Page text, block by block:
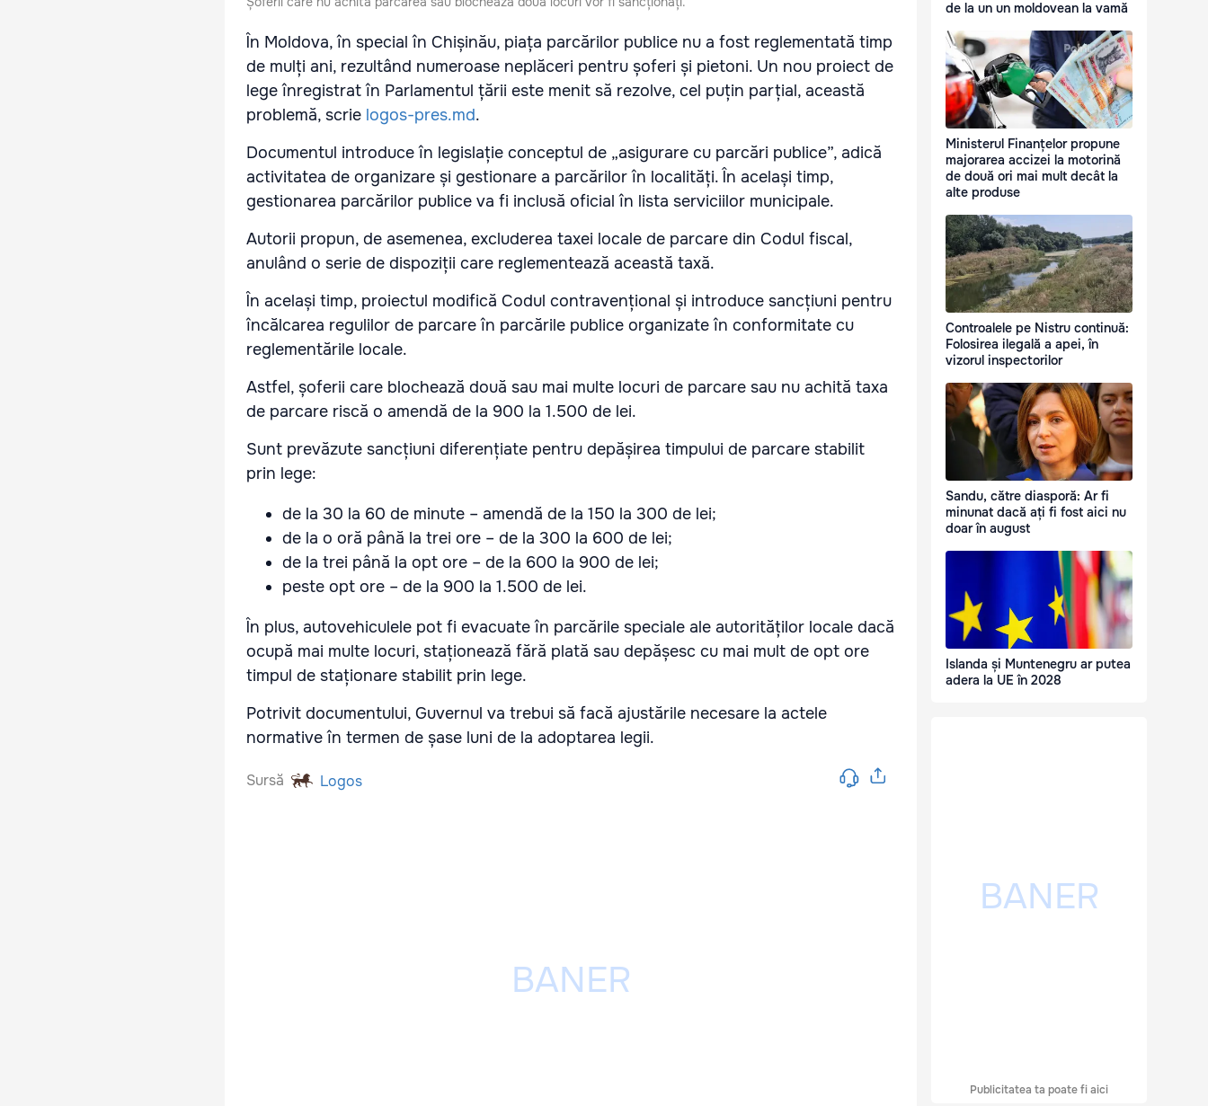
În Moldova, în special în Chișinău, piața parcărilor publice nu a fost reglementată timp
de mulți ani, rezultând numeroase neplăceri pentru șoferi și pietoni. Un nou proiect de
lege înregistrat în Parlamentul țării este menit să rezolve, cel puțin parțial, această
problemă, scrie logos-pres.md.
Documentul introduce în legislație conceptul de „asigurare cu parcări publice”, adică
activitatea de organizare și gestionare a parcărilor în localități. În același timp,
gestionarea parcărilor publice va fi inclusă oficial în lista serviciilor municipale.
Autorii propun, de asemenea, excluderea taxei locale de parcare din Codul fiscal,
anulând o serie de dispoziții care reglementează această taxă.
În același timp, proiectul modifică Codul contravențional și introduce sancțiuni pentru
încălcarea regulilor de parcare în parcările publice organizate în conformitate cu
reglementările locale.
Astfel, șoferii care blochează două sau mai multe locuri de parcare sau nu achită taxa
de parcare riscă o amendă de la 900 la 1.500 de lei.
Sunt prevăzute sancțiuni diferențiate pentru depășirea timpului de parcare stabilit
prin lege:
de la 30 la 60 de minute – amendă de la 150 la 300 de lei;
de la o oră până la trei ore – de la 300 la 600 de lei;
de la trei până la opt ore – de la 600 la 900 de lei;
peste opt ore – de la 900 la 1.500 de lei.
În plus, autovehiculele pot fi evacuate în parcările speciale ale autorităților locale dacă
ocupă mai multe locuri, staționează fără plată sau depășesc cu mai mult de opt ore
timpul de staționare stabilit prin lege.
Potrivit documentului, Guvernul va trebui să facă ajustările necesare la actele
normative în termen de șase luni de la adoptarea legii.
Sursă Logos
de la un un moldovean la vamă
Ministerul Finanțelor propune
majorarea accizei la motorină
de două ori mai mult decât la
alte produse
Controalele pe Nistru continuă:
Folosirea ilegală a apei, în
vizorul inspectorilor
Sandu, către diasporă: Ar fi
minunat dacă ați fi fost aici nu
doar în august
Islanda și Muntenegru ar putea
adera la UE în 2028
Publicitatea ta poate fi aici